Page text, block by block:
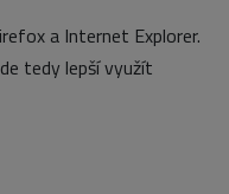
a Internet Explorer.
tedy lepší využít